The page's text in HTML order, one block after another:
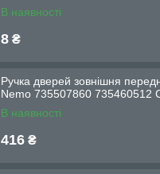
В наявності
8 ₴
Ручка дверей зовнішня
Nemo 735507860 735460512
В наявності
416 ₴